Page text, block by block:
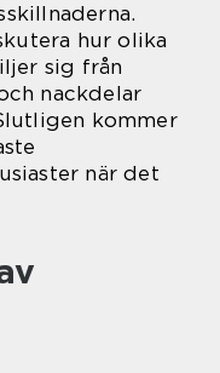
hur olika
sig från
nackdelar
kommer
när det